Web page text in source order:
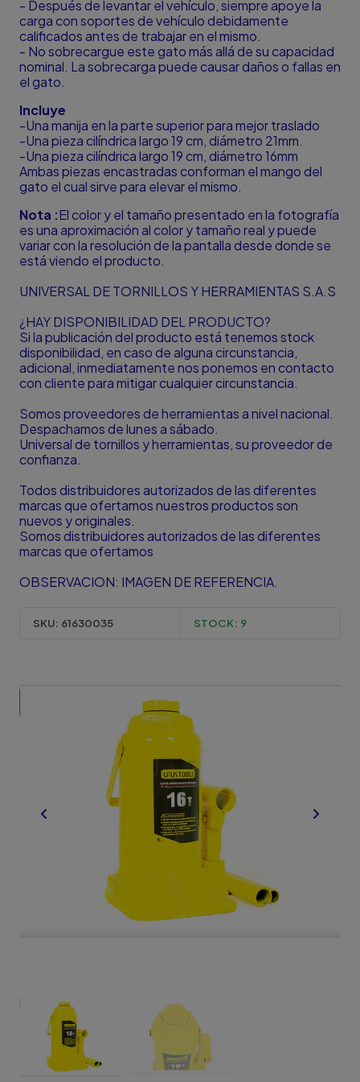
- Después de levantar el vehículo, siempre apoye la
carga con soportes de vehículo debidamente
calificados antes de trabajar en el mismo.
- No sobrecargue este gato más allá de su capacidad
nominal. La sobrecarga puede causar daños o fallas en
el gato.
Incluye
-Una manija en la parte superior para mejor traslado
-Una pieza cilíndrica largo 19 cm, diámetro 21mm.
-Una pieza cilíndrica largo 19 cm, diámetro 16mm
Ambas piezas encastradas conforman el mango del
gato el cual sirve para elevar el mismo.
Nota :El color y el tamaño presentado en la fotografía
es una aproximación al color y tamaño real y puede
variar con la resolución de la pantalla desde donde se
está viendo el producto.
UNIVERSAL DE TORNILLOS Y HERRAMIENTAS S.A.S
¿HAY DISPONIBILIDAD DEL PRODUCTO?
Si la publicación del producto está tenemos stock
disponibilidad, en caso de alguna circunstancia,
adicional, inmediatamente nos ponemos en contacto
con cliente para mitigar cualquier circunstancia.
Somos proveedores de herramientas a nivel nacional.
Despachamos de lunes a sábado.
Universal de tornillos y herramientas, su proveedor de
confianza.
Todos distribuidores autorizados de las diferentes
marcas que ofertamos nuestros productos son
nuevos y originales.
Somos distribuidores autorizados de las diferentes
marcas que ofertamos
OBSERVACION: IMAGEN DE REFERENCIA.
SKU: 61630035 STOCK: 9